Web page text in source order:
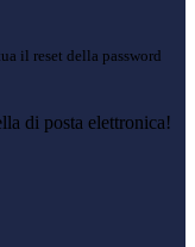
il reset della password
di posta elettronica!